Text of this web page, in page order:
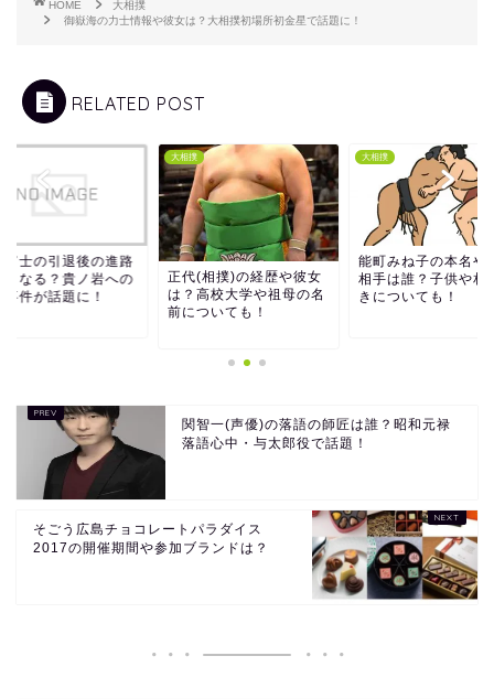
HOME
大相撲
御嶽海の力士情報や彼女は？大相撲初場所初金星で話題に！
RELATED POST
富士の引退後の進路
うなる？貴ノ岩への
事件が話題に！
大相撲
正代(相撲)の経歴や彼女
は？高校大学や祖母の名
前についても！
大相撲
能町みね子の本名や
相手は誰？子供や相
きについても！
関智一(声優)の落語の師匠は誰？昭和元禄
落語心中・与太郎役で話題！
そごう広島チョコレートパラダイス
2017の開催期間や参加ブランドは？